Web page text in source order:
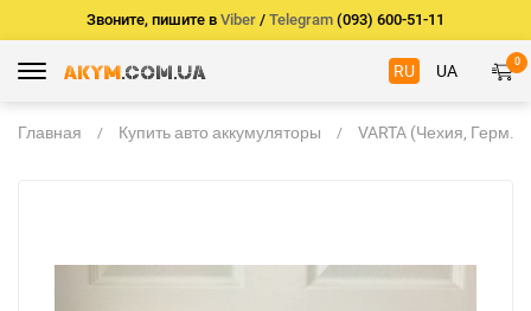
Звоните, пишите в Viber / Telegram (093) 600-51-11
RU UA 0
Главная Купить авто аккумуляторы VARTA (Чехия, Герм.)